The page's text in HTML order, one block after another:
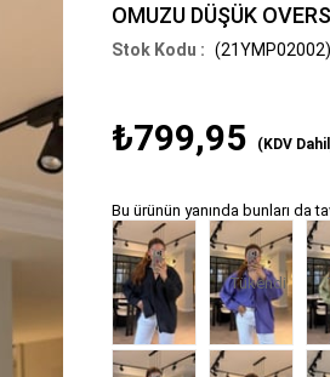
OMUZU DÜŞÜK
(21YMP02002)
₺799,95 (KDV
Bu ürünün yanında bunları da
Tükendi